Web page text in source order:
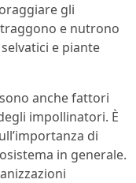
gli
e nutrono
e piante
anche fattori
impollinatori. È
di
in generale.